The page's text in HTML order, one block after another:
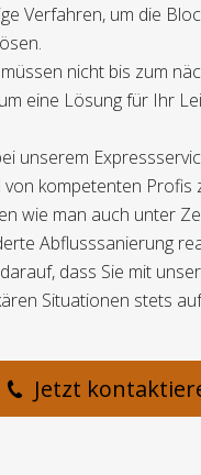
Verfahren, um die
nicht bis zum
eine Lösung für Ihr
unserem
von kompetenten Profis
wie man auch unter
Abflusssanierung
dass Sie mit
Situationen stets
Jetzt